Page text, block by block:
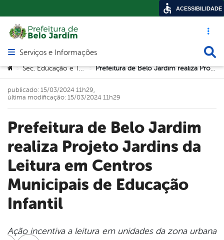
Acesso
Abrir menu principal de navegação
Serviços e Informações
Você está aqui:
> Sec. Educação e Tecnologia > Prefeitura de Belo Jardim realiza Projeto Jardins da Leitura em Centros Municipais de Educação Infantil
Prefeitura de Belo Jardim
realiza Projeto Jardins da
Leitura em Centros
Municipais de Educação
Infantil
publicado: 15/03/2024 11h29,
última modificação: 15/03/2024 11h29
Ação incentiva a leitura em unidades da zona urbana
ACESSIBILIDADE